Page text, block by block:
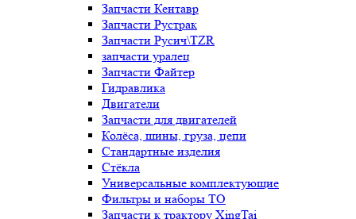
Запчасти Кентавр
Запчасти Рустрак
Запчасти Русич\TZR
запчасти уралец
Запчасти Файтер
Гидравлика
Двигатели
Запчасти для двигателей
Колёса, шины, груза, цепи
Стандартные изделия
Стёкла
Универсальные комплектующие
Фильтры и наборы ТО
Запчасти к трактору XingTai